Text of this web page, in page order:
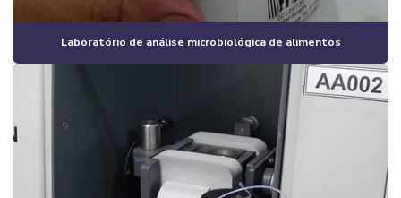
Laboratório de análise microbiológica de alimentos